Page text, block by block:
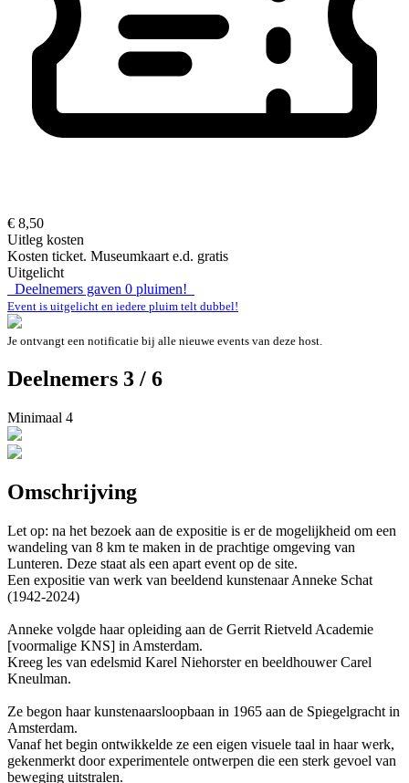
€ 8,50
Uitleg kosten
Kosten ticket. Museumkaart e.d. gratis
Uitgelicht
Deelnemers gaven 0 pluimen!
Event is uitgelicht en iedere pluim telt dubbel!
Je ontvangt een notificatie bij alle nieuwe events van deze host.
Deelnemers 3 / 6
Minimaal 4
Omschrijving
Let op: na het bezoek aan de expositie is er de mogelijkheid om een
wandeling van 8 km te maken in de prachtige omgeving van
Lunteren. Deze staat als een apart event op de site.
Een expositie van werk van beeldend kunstenaar Anneke Schat
(1942-2024)
Anneke volgde haar opleiding aan de Gerrit Rietveld Academie
[voormalige KNS] in Amsterdam.
Kreeg les van edelsmid Karel Niehorster en beeldhouwer Carel
Kneulman.
Ze begon haar kunstenaarsloopbaan in 1965 aan de Spiegelgracht in
Amsterdam.
Vanaf het begin ontwikkelde ze een eigen visuele taal in haar werk,
gekenmerkt door experimentele ontwerpen die een sterk gevoel van
beweging uitstralen.